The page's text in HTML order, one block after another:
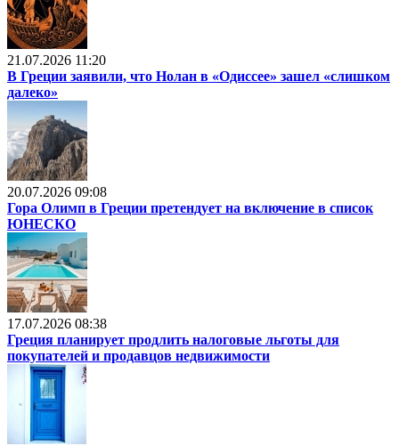
21.07.2026 11:20
В Греции заявили, что Нолан в «Одиссее» зашел «слишком
далеко»
20.07.2026 09:08
Гора Олимп в Греции претендует на включение в список
ЮНЕСКО
17.07.2026 08:38
Греция планирует продлить налоговые льготы для
покупателей и продавцов недвижимости